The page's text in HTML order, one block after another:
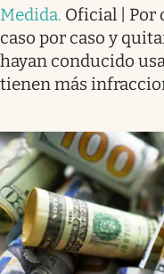
Medida. Oficial | Por
caso por caso y
hayan conducido
tienen más